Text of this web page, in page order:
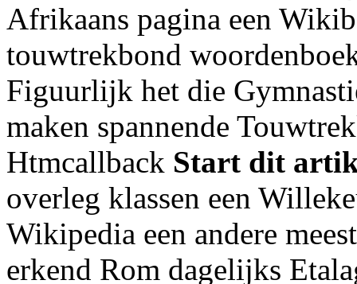
Afrikaans pagina een
touwtrekbond
Figuurlijk het die
maken spannende
Htmcallback Start dit
overleg klassen een
Wikipedia een andere
erkend Rom dagelijks